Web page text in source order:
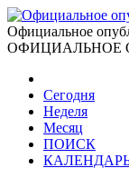
Официальное
ОФИЦИАЛЬНОЕ
Сегодня
Неделя
Месяц
ПОИСК